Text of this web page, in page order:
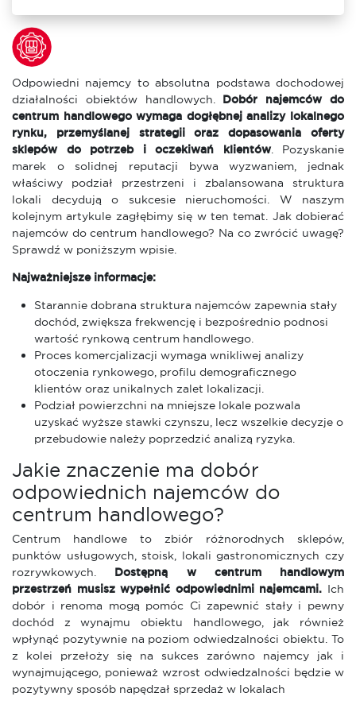
Odpowiedni najemcy to absolutna podstawa dochodowej
działalności obiektów handlowych. Dobór najemców do
centrum handlowego wymaga dogłębnej analizy lokalnego
rynku, przemyślanej strategii oraz dopasowania oferty
sklepów do potrzeb i oczekiwań klientów. Pozyskanie
marek o solidnej reputacji bywa wyzwaniem, jednak
właściwy podział przestrzeni i zbalansowana struktura
lokali decydują o sukcesie nieruchomości. W naszym
kolejnym artykule zagłębimy się w ten temat. Jak dobierać
najemców do centrum handlowego? Na co zwrócić uwagę?
Sprawdź w poniższym wpisie.
Najważniejsze informacje:
Starannie dobrana struktura najemców zapewnia stały
dochód, zwiększa frekwencję i bezpośrednio podnosi
wartość rynkową centrum handlowego.
Proces komercjalizacji wymaga wnikliwej analizy
otoczenia rynkowego, profilu demograficznego
klientów oraz unikalnych zalet lokalizacji.
Podział powierzchni na mniejsze lokale pozwala
uzyskać wyższe stawki czynszu, lecz wszelkie decyzje o
przebudowie należy poprzedzić analizą ryzyka.
Jakie znaczenie ma dobór
odpowiednich najemców do
centrum handlowego?
Centrum handlowe to zbiór różnorodnych sklepów,
punktów usługowych, stoisk, lokali gastronomicznych czy
rozrywkowych. Dostępną w centrum handlowym
przestrzeń musisz wypełnić odpowiednimi najemcami. Ich
dobór i renoma mogą pomóc Ci zapewnić stały i pewny
dochód z wynajmu obiektu handlowego, jak również
wpłynąć pozytywnie na poziom odwiedzalności obiektu. To
z kolei przełoży się na sukces zarówno najemcy jak i
wynajmującego, ponieważ wzrost odwiedzalności będzie w
pozytywny sposób napędzał sprzedaż w lokalach